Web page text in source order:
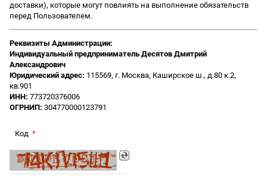
доставки), которые могут повлиять на выполнение обязательств
перед Пользователем.
Реквизиты Администрации:
Индивидуальный предприниматель Десятов Дмитрий
Александрович
Юридический адрес: 115569, г. Москва, Каширское ш., д.80 к.2,
кв.901
ИНН: 773720376006
ОГРНИП: 304770000123791
Код